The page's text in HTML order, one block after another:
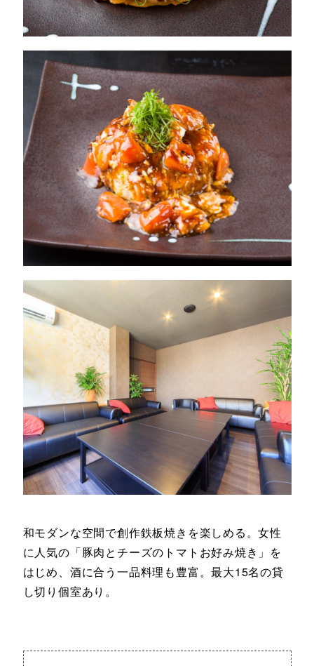
和モダンな空間で創作鉄板焼きを楽しめる。女性
に人気の「豚肉とチーズのトマトお好み焼き」を
はじめ、酒に合う一品料理も豊富。最大15名の貸
し切り個室あり。